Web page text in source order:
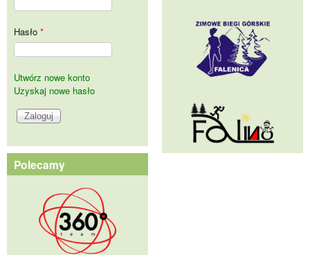
Hasło *
Utwórz nowe konto
Uzyskaj nowe hasło
Polecamy